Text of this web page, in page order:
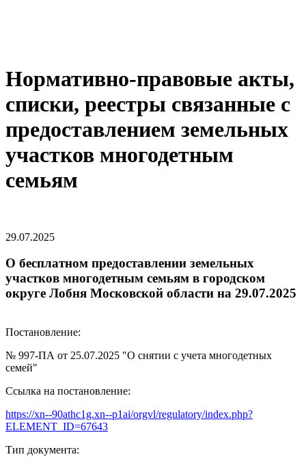
Нормативно-правовые акты,
списки, реестры связанные с
предоставлением земельных
участков многодетным
семьям
29.07.2025
О бесплатном предоставлении земельных
участков многодетным семьям в городском
округе Лобня Московской области на 29.07.2025
Постановление:
№ 997-ПА от 25.07.2025 "О снятии с учета многодетных
семей"
Ссылка на постановление:
https://xn--90athc1g.xn--p1ai/orgvl/regulatory/index.php?
ELEMENT_ID=67643
Тип документа: